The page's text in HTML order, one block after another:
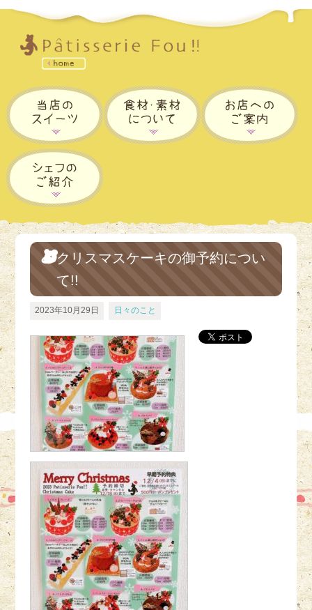
クリスマスケーキの御予約につい
て!!
2023年10月29日 日々のこと